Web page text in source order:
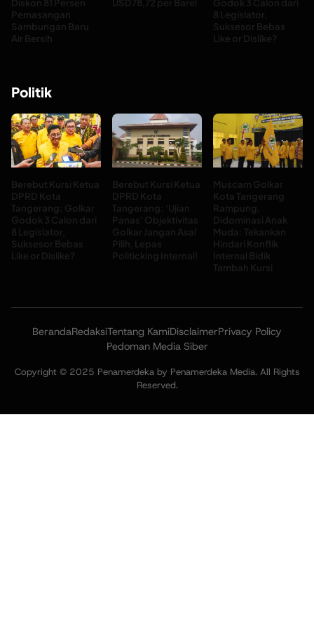
Diskon 81 Persen
Pemasangan
Sambungan Baru
Air Bersih
USD78,72 per Barel
Godok 3 Calon dari
8 Legislator,
Suksesor Bebas
Like or Dislike?
Politik
Berebut Kursi Ketua
DPRD Kota
Tangerang: Golkar
Godok 3 Calon dari
8 Legislator,
Suksesor Bebas
Like or Dislike?
Berebut Kursi Ketua
DPRD Kota
Tangerang: ‘Ujian
Panas’ Objektivitas
Golkar Jangan Asal
Pilih, Lepas
Politicking Internal!
Muscam Golkar
Kota Tangerang
Rampung,
Didominasi Anak
Muda: Tekankan
Hindari Konflik
Internal Bidik
Tambah Kursi
BerandaRedaksiTentang KamiDisclaimerPrivacy Policy
Pedoman Media Siber
Copyright © 2025 Penamerdeka by Penamerdeka Media. All Rights
Reserved.